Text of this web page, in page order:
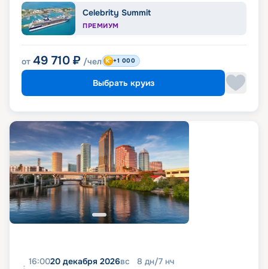
Celebrity Summit
ПРЕМИУМ
от 49 710 ₽ /чел +1 000
Выбрать круиз
16:0020 декабря 2026вс 8 дн/7 нч